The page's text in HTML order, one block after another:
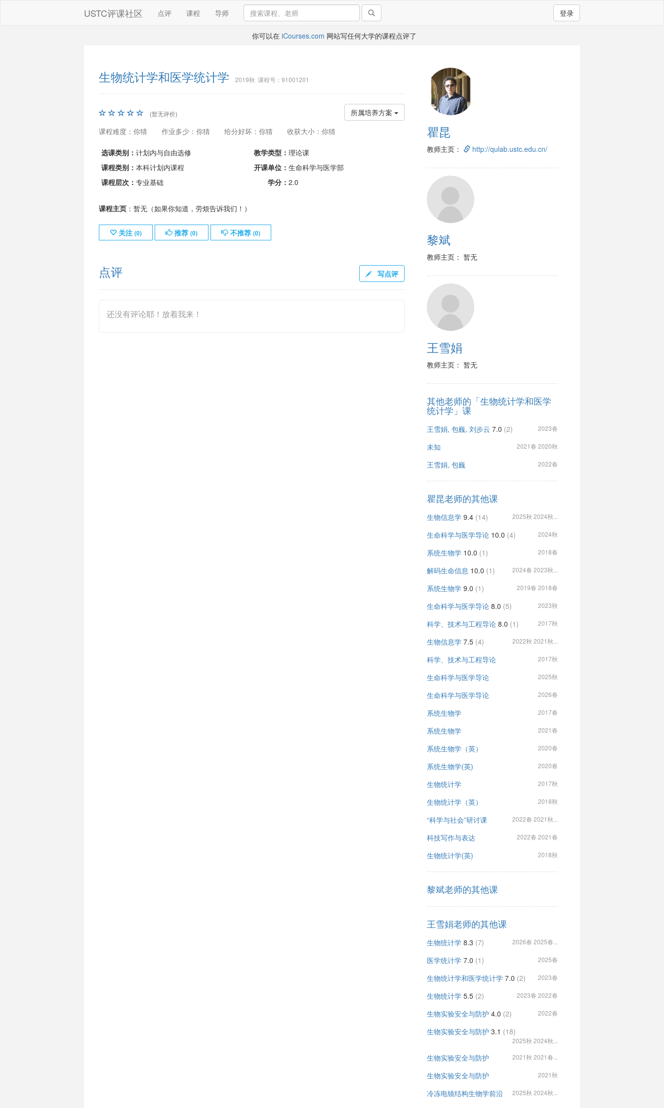
USTC评课社区 点评 课程 导师 登录
你可以在 iCourses.com 网站写任何大学的课程点评了
生物统计学和医学统计学 2019秋 课程号：91001201
所属培养方案
(暂无评价)
课程难度：你猜 作业多少：你猜 给分好坏：你猜 收获大小：你猜
选课类别： 计划内与自由选修 教学类型： 理论课
课程类别： 本科计划内课程 开课单位： 生命科学与医学部
课程层次： 专业基础 学分： 2.0
课程主页：暂无（如果你知道，劳烦告诉我们！）
关注 (0) 推荐 (0) 不推荐 (0)
点评 写点评
还没有评论耶！放着我来！
瞿昆
教师主页： http://qulab.ustc.edu.cn/
黎斌
教师主页： 暂无
王雪娟
教师主页： 暂无
其他老师的「生物统计学和医学
统计学」课
王雪娟, 包巍, 刘步云 7.0 (2) 2023春
未知 2021春 2020秋
王雪娟, 包巍 2022春
瞿昆老师的其他课
生物信息学 9.4 (14) 2025秋 2024秋...
生命科学与医学导论 10.0 (4) 2024秋
系统生物学 10.0 (1) 2018春
解码生命信息 10.0 (1) 2024春 2023秋...
系统生物学 9.0 (1) 2019春 2018春
生命科学与医学导论 8.0 (5) 2023秋
科学、技术与工程导论 8.0 (1) 2017秋
生物信息学 7.5 (4) 2022秋 2021秋...
科学、技术与工程导论 2017秋
生命科学与医学导论 2025秋
生命科学与医学导论 2026春
系统生物学 2017春
系统生物学 2021春
系统生物学（英） 2020春
系统生物学(英) 2020春
生物统计学 2017秋
生物统计学（英） 2018秋
“科学与社会”研讨课 2022春 2021秋...
科技写作与表达 2022春 2021春
生物统计学(英) 2018秋
黎斌老师的其他课
王雪娟老师的其他课
生物统计学 8.3 (7) 2026春 2025春...
医学统计学 7.0 (1) 2025春
生物统计学和医学统计学 7.0 (2) 2023春
生物统计学 5.5 (2) 2023春 2022春
生物实验安全与防护 4.0 (2) 2022春
生物实验安全与防护 3.1 (18)
2025秋 2024秋...
生物实验安全与防护 2021秋 2021春...
生物实验安全与防护 2021秋
冷冻电镜结构生物学前沿 2025秋 2024秋...